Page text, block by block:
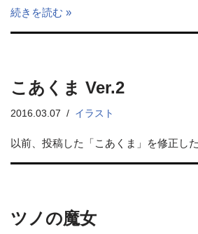
続きを読む »
こあくま Ver.2
2016.03.07 イラスト
以前、投稿した「こあくま」を修正し
ツノの魔女